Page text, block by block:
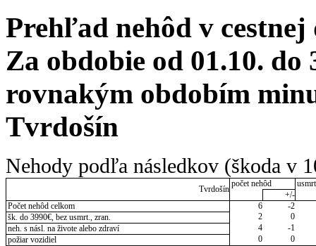
Prehľad nehôd v cestnej
Za obdobie od 01.10. do
rovnakým obdobím
Tvrdošín
Nehody podľa následkov (škoda v
Tvrdošín
počet nehôd
+/-
Počet nehôd celkom
6
-2
šk. do 3990€, bez usmrt., zran.
2
0
neh. s násl. na živote alebo zdraví
4
-1
požiar vozidiel
0 0